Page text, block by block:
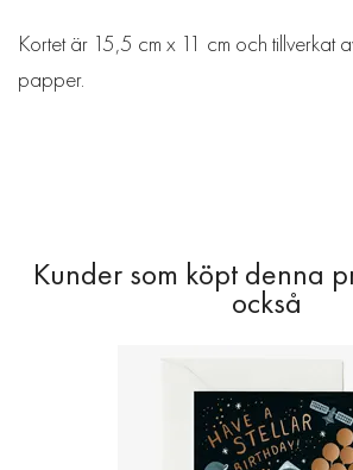
Kortet är 15,5 cm x 11 cm och tillverkat
papper.